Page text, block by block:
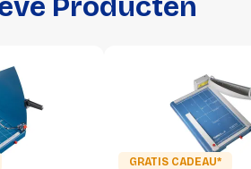
530 mm
GRATIS CADEAU*